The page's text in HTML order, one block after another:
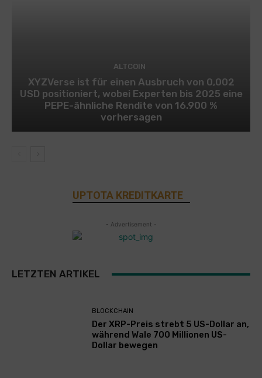
ALTCOIN
XYZVerse ist für einen Ausbruch von 0,002
USD positioniert, wobei Experten bis 2025 eine
PEPE-ähnliche Rendite von 16.900 %
vorhersagen
UPTOTA KREDITKARTE
- Advertisement -
LETZTEN ARTIKEL
BLOCKCHAIN
Der XRP-Preis strebt 5 US-Dollar an,
während Wale 700 Millionen US-
Dollar bewegen